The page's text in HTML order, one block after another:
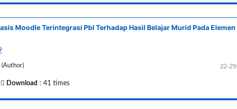
Moodle Terintegrasi Pbl Terhadap Hasil Belajar Murid Pada Elemen
(Author) 22-29
Download : 41 times